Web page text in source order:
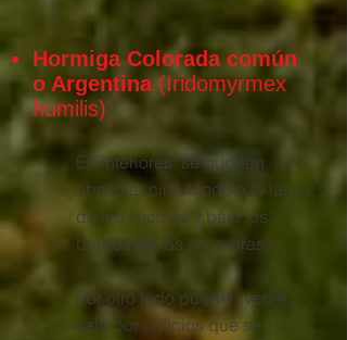
Hormiga Colorada común
o Argentina (Iridomyrmex
humilis)
En interiores: se pueden
observar circulando a lo largo
de los zócalos y bajo los
bordes de las alfombras.
Por otro lado pueden verse
salir por orificios que se